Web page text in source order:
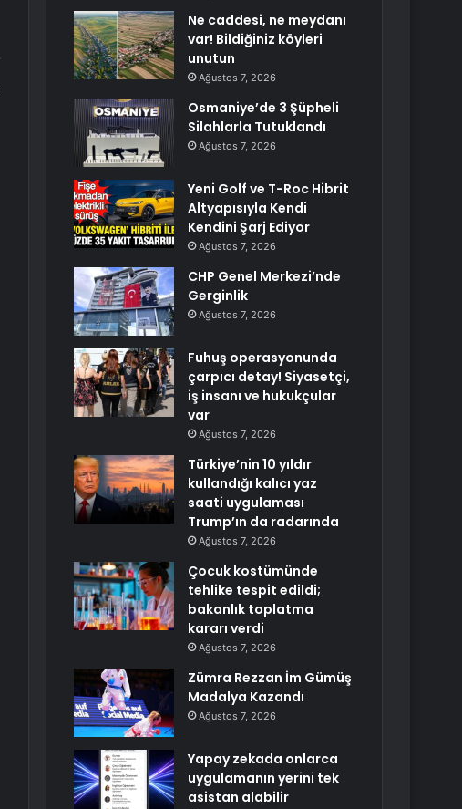
Ne caddesi, ne meydanı
var! Bildiğiniz köyleri
unutun
Ağustos 7, 2026
Osmaniye’de 3 Şüpheli
Silahlarla Tutuklandı
Ağustos 7, 2026
Yeni Golf ve T-Roc Hibrit
Altyapısıyla Kendi
Kendini Şarj Ediyor
Ağustos 7, 2026
CHP Genel Merkezi’nde
Gerginlik
Ağustos 7, 2026
Fuhuş operasyonunda
çarpıcı detay! Siyasetçi,
iş insanı ve hukukçular
var
Ağustos 7, 2026
Türkiye’nin 10 yıldır
kullandığı kalıcı yaz
saati uygulaması
Trump’ın da radarında
Ağustos 7, 2026
Çocuk kostümünde
tehlike tespit edildi;
bakanlık toplatma
kararı verdi
Ağustos 7, 2026
Zümra Rezzan İm Gümüş
Madalya Kazandı
Ağustos 7, 2026
Yapay zekada onlarca
uygulamanın yerini tek
asistan alabilir